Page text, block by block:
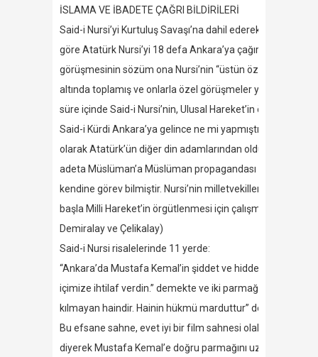
İSLAMA VE İBADETE ÇAĞRI BİLDİRİLERİ
Said-i Nursi’yi Kurtuluş Savaşı’na dahil ederek
göre Atatürk Nursi’yi 18 defa Ankara’ya çağırmıştır!
görüşmesinin sözüm ona Nursi’nin “üstün özellikleriyle”
altında toplamış ve onlarla özel görüşmeler yapmıştır.
süre içinde Said-i Nursi’nin, Ulusal Hareket’in önemini
Said-i Kürdi Ankara’ya gelince ne mi yapmıştır? “İslam’a
olarak Atatürk’ün diğer din adamlarından olduğu gibi
adeta Müslüman’a Müslüman propagandası yaparak ve
kendine görev bilmiştir. Nursi’nin milletvekillerini namaza
başla Milli Hareket’in örgütlenmesi için çalışmaktadır.
Demiralay ve Çelikalay)
Said-i Nursi risalelerinde 11 yerde:
“Ankara’da Mustafa Kemal’in şiddet ve hiddetle divan-ı
içimize ihtilaf verdin.” demekte ve iki parmağını ileriye
kılmayan haindir. Hainin hükmü marduttur” dediğini iddia
Bu efsane sahne, evet iyi bir film sahnesi olabilir:
diyerek Mustafa Kemal’e doğru parmağını uzatıyor,